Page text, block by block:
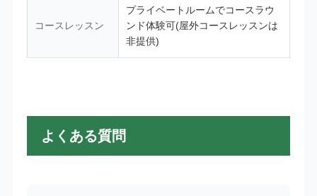
コースレッスン
プライベートルームでコースラウ
ンド体験可(屋外コースレッスンは
非提供)
よくある質問